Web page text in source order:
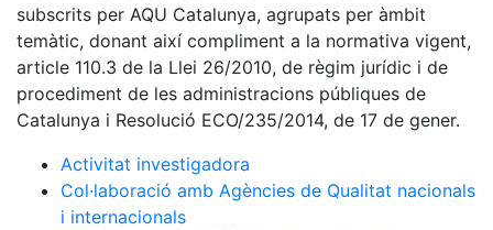
subscrits per AQU Catalunya, agrupats per àmbit
temàtic, donant així compliment a la normativa vigent,
article 110.3 de la Llei 26/2010, de règim jurídic i de
procediment de les administracions públiques de
Catalunya i Resolució ECO/235/2014, de 17 de gener.
Activitat investigadora
Col·laboració amb Agències de Qualitat nacionals
i internacionals